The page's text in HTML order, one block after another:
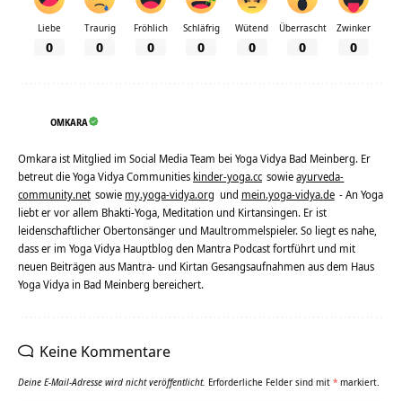
Liebe
0
Traurig
0
Fröhlich
0
Schläfrig
0
Wütend
0
Überrascht
0
Zwinker
0
OMKARA
Omkara ist Mitglied im Social Media Team bei Yoga Vidya Bad Meinberg. Er
betreut die Yoga Vidya Communities kinder-yoga.cc sowieayurveda-
community.net sowie my.yoga-vidya.org und mein.yoga-vidya.de - An Yoga
liebt er vor allem Bhakti-Yoga, Meditation und Kirtansingen. Er ist
leidenschaftlicher Obertonsänger und Maultrommelspieler. So liegt es nahe,
dass er im Yoga Vidya Hauptblog den Mantra Podcast fortführt und mit
neuen Beiträgen aus Mantra- und Kirtan Gesangsaufnahmen aus dem Haus
Yoga Vidya in Bad Meinberg bereichert.
Keine Kommentare
Deine E-Mail-Adresse wird nicht veröffentlicht. Erforderliche Felder sind mit * markiert.